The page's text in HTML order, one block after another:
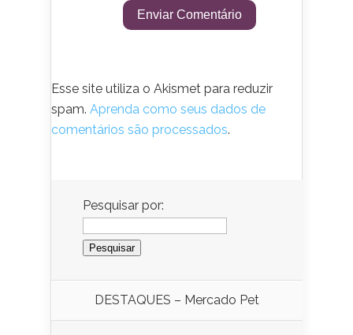
Esse site utiliza o Akismet para reduzir
spam. Aprenda como seus dados de
comentários são processados.
Pesquisar por:
DESTAQUES – Mercado Pet